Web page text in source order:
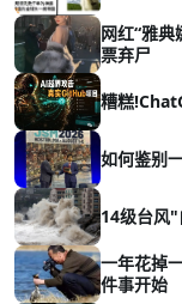
网红“雅
票弃尸
糟糕
如何鉴别
14级台风
一年花掉
件事开始